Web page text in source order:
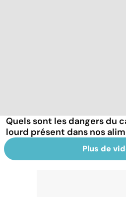
Quels sont les dangers du
lourd présent dans nos
Plus de